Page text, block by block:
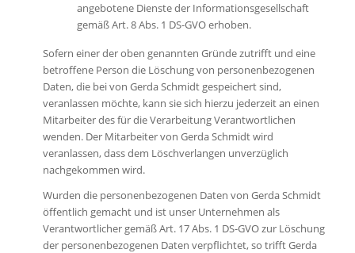
angebotene Dienste der Informationsgesellschaft
gemäß Art. 8 Abs. 1 DS-GVO erhoben.
Sofern einer der oben genannten Gründe zutrifft und eine
betroffene Person die Löschung von personenbezogenen
Daten, die bei von Gerda Schmidt gespeichert sind,
veranlassen möchte, kann sie sich hierzu jederzeit an einen
Mitarbeiter des für die Verarbeitung Verantwortlichen
wenden. Der Mitarbeiter von Gerda Schmidt wird
veranlassen, dass dem Löschverlangen unverzüglich
nachgekommen wird.
Wurden die personenbezogenen Daten von Gerda Schmidt
öffentlich gemacht und ist unser Unternehmen als
Verantwortlicher gemäß Art. 17 Abs. 1 DS-GVO zur Löschung
der personenbezogenen Daten verpflichtet, so trifft Gerda